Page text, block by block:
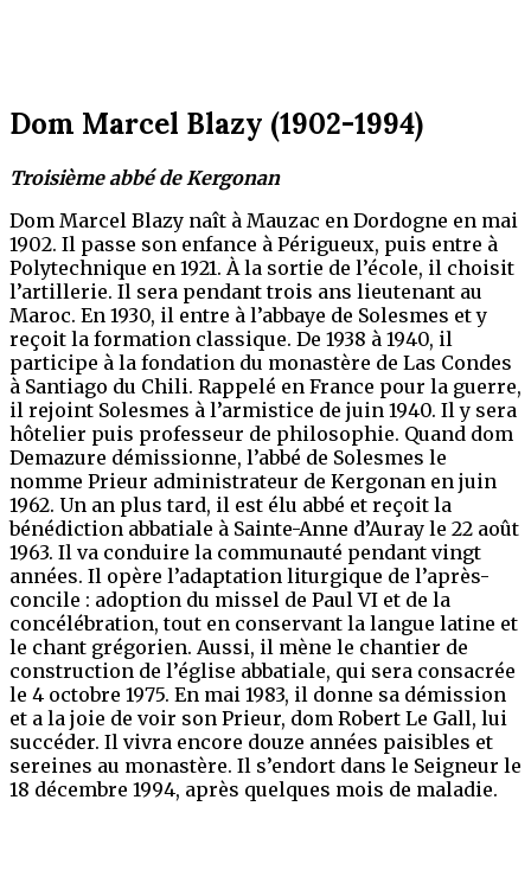
Dom Marcel Blazy (1902-1994)
Troisième abbé de Kergonan
Dom Marcel Blazy naît à Mauzac en Dordogne en mai
1902. Il passe son enfance à Périgueux, puis entre à
Polytechnique en 1921. À la sortie de l’école, il choisit
l’artillerie. Il sera pendant trois ans lieutenant au
Maroc. En 1930, il entre à l’abbaye de Solesmes et y
reçoit la formation classique. De 1938 à 1940, il
participe à la fondation du monastère de Las Condes
à Santiago du Chili. Rappelé en France pour la guerre,
il rejoint Solesmes à l’armistice de juin 1940. Il y sera
hôtelier puis professeur de philosophie. Quand dom
Demazure démissionne, l’abbé de Solesmes le
nomme Prieur administrateur de Kergonan en juin
1962. Un an plus tard, il est élu abbé et reçoit la
bénédiction abbatiale à Sainte-Anne d’Auray le 22 août
1963. Il va conduire la communauté pendant vingt
années. Il opère l’adaptation liturgique de l’après-
concile : adoption du missel de Paul VI et de la
concélébration, tout en conservant la langue latine et
le chant grégorien. Aussi, il mène le chantier de
construction de l’église abbatiale, qui sera consacrée
le 4 octobre 1975. En mai 1983, il donne sa démission
et a la joie de voir son Prieur, dom Robert Le Gall, lui
succéder. Il vivra encore douze années paisibles et
sereines au monastère. Il s’endort dans le Seigneur le
18 décembre 1994, après quelques mois de maladie.